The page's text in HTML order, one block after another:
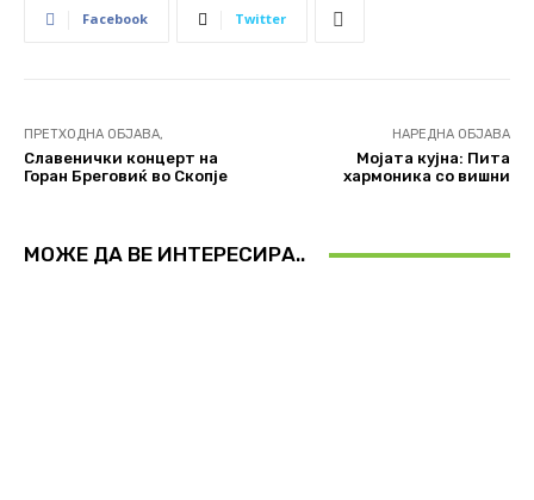
Facebook Twitter
ПРЕТХОДНА ОБЈАВА,
Славенички концерт на
Горан Бреговиќ во Скопје
НАРЕДНА ОБЈАВА
Мојата кујна: Пита
хармоника со вишни
МОЖЕ ДА ВЕ ИНТЕРЕСИРА..